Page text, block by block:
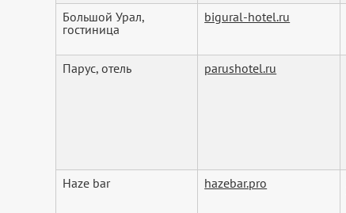
Большой Урал,
гостиница
bigural-hotel.ru
Парус, отель parushotel.ru
Haze bar hazebar.pro